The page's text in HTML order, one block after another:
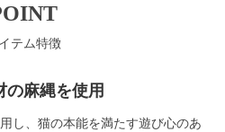
テム特徴
の麻縄を使用
し、猫の本能を満たす遊び心のあ